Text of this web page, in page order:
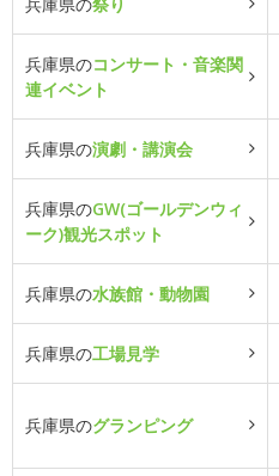
兵庫県のコンサート・音楽関
連イベント
兵庫県の演劇・講演会
兵庫県のGW(ゴールデンウィ
ーク)観光スポット
兵庫県の水族館・動物園
兵庫県の工場見学
兵庫県のグランピング